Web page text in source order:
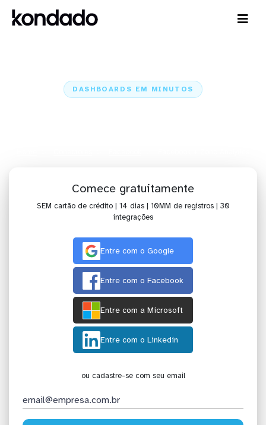
DASHBOARDS EM MINUTOS
Comece gratuitamente
SEM cartão de crédito | 14 dias | 10MM de registros | 30
integrações
Entre com o Google
Entre com o Facebook
Entre com a Microsoft
Entre com o Linkedin
ou cadastre-se com seu email